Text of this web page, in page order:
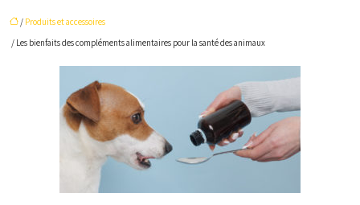
/ Produits et accessoires
/ Les bienfaits des compléments alimentaires pour la santé des animaux